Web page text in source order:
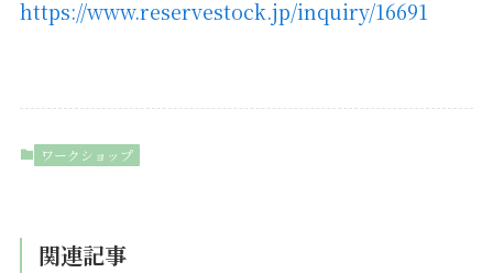
https://www.reservestock.jp/inquiry/16691
ワークショップ
関連記事